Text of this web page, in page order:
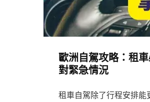
何
選
擇
行
國
家、
歐洲自駕攻略：租
對緊急情況
租車自駕除了行程安排能